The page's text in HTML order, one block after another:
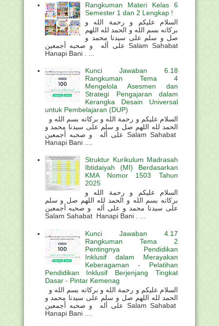
Rangkuman Materi Kelas 6
Semester 1 dan 2 Lengkap !
السلام عليكم و رحمة الله و
بركاته بسم الله و الحمد لله اللهم
صل و سلم على سيدنا محمد و
على أله و صحبه أجمعين Salam Sahabat
Hanapi Bani . ...
Kunci Jawaban 6.18
Rangkuman Tema 4
Mengelola Asesmen dan
Strategi Pengajaran dalam
Kerangka Desain Universal
untuk Pembelajaran (DUP)
الحمد لله اللهم صل و سلم على سيدنا محمد و
على أله و صحبه أجمعين Salam Sahabat
Hanapi Bani ....
Struktur Kurikulum Madrasah
Ibtidaiyah (MI) Berdasarkan
KMA Nomor 1503 Tahun
2025
السلام عليكم و رحمة الله و
بركاته بسم الله و الحمد لله اللهم صل و سلم
على سيدنا محمد و على أله و صحبه أجمعين
Salam Sahabat Hanapi Bani . ...
Kunci Jawaban 4.17
Rangkuman Tema 2
Pentingnya Pendidikan
Inklusif dalam Merayakan
Keberagaman - Pelatihan
Pendidikan Inklusif Berjenjang Tingkat
Dasar - Pintar Kemenag
الحمد لله اللهم صل و سلم على سيدنا محمد و
على أله و صحبه أجمعين Salam Sahabat
Hanapi Bani ....